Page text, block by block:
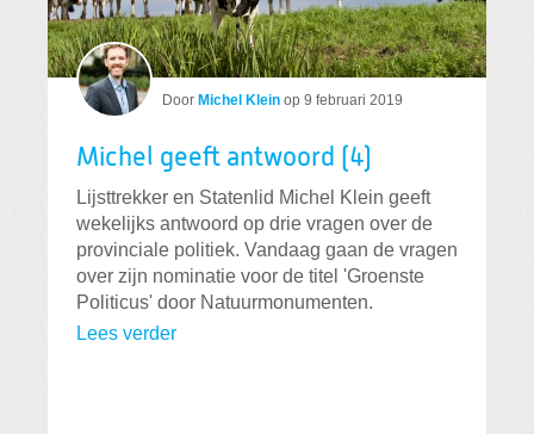
Door Michel Klein op 9 februari 2019
Michel geeft antwoord (4)
Lijsttrekker en Statenlid Michel Klein geeft
wekelijks antwoord op drie vragen over de
provinciale politiek. Vandaag gaan de vragen
over zijn nominatie voor de titel 'Groenste
Politicus' door Natuurmonumenten.
Lees verder